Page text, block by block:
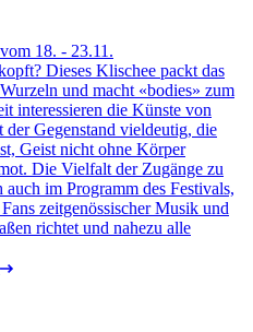
18. - 23.11.
Dieses Klischee packt das
und macht «bodies» zum
interessieren die Künste von
Gegenstand vieldeutig, die
Geist nicht ohne Körper
Die Vielfalt der Zugänge zu
im Programm des Festivals,
zeitgenössischer Musik und
richtet und nahezu alle